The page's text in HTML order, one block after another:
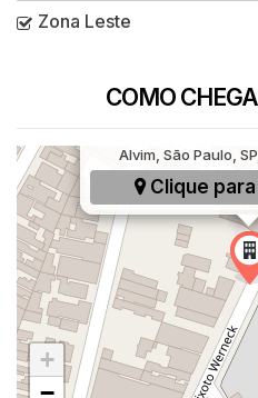
Zona Leste
COMO
Rua Peixoto
Alvim, São Paulo,
Clique
+